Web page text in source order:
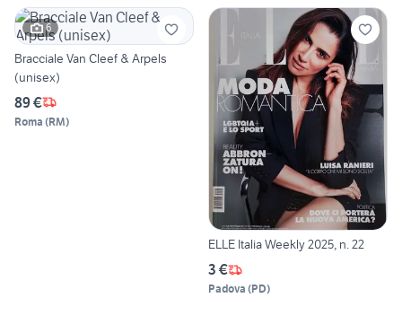
6
Bracciale Van Cleef & Arpels
(unisex)
89 €
Roma (RM)
ELLE Italia Weekly 2025, n. 22
3 €
Padova (PD)